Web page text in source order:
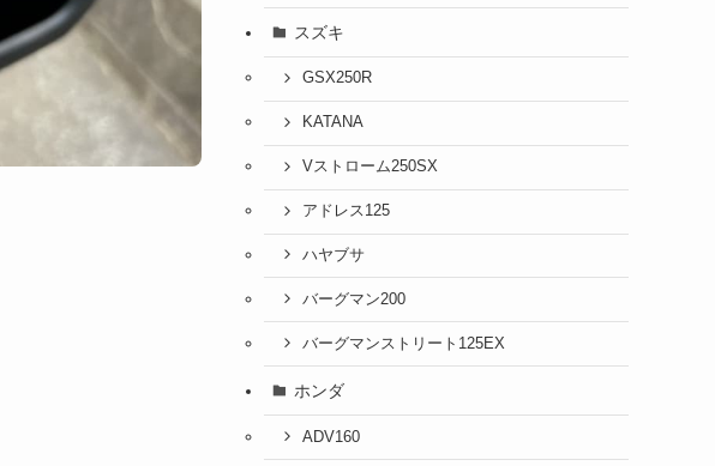
スズキ
GSX250R
KATANA
Vストローム250SX
アドレス125
ハヤブサ
バーグマン200
バーグマンストリート125EX
ホンダ
ADV160